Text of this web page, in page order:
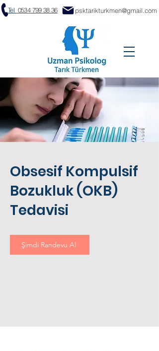
Tel 0534 799 38 36 psktarikturkmen@gmail.com
Obsesif Kompulsif
Bozukluk (OKB)
Tedavisi
Şimdi Randevu Al